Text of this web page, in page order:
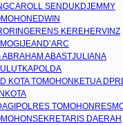
CAROLL SENDUKDJEMMY
EDWIN
ERENS KEREH ERVINZ
JEAND’ARC
ABRAHAM ABASTJULIANA
KAPOLDA
KOTA TOMOHON KETUA
KOTA
POLRES TOMOHON
SEKRETARIS DAERAH